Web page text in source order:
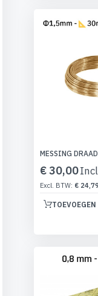
MESSING
€ 30,00
€ 24,79